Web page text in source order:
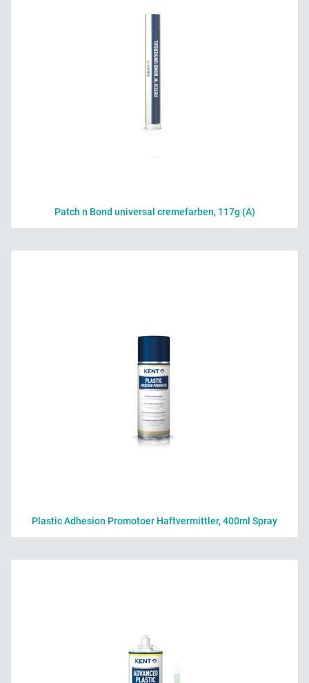
Patch n Bond universal cremefarben, 117g (A)
Plastic Adhesion Promotoer Haftvermittler, 400ml Spray